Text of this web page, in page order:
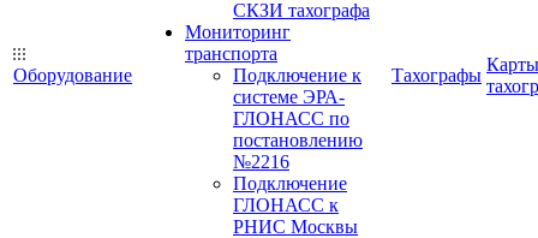
Оборудование
СКЗИ тахографа
Мониторинг
транспорта
Подключение к
системе ЭРА-
ГЛОНАСС по
постановлению
№2216
Подключение
ГЛОНАСС к
РНИС Москвы
Тахографы
Карты